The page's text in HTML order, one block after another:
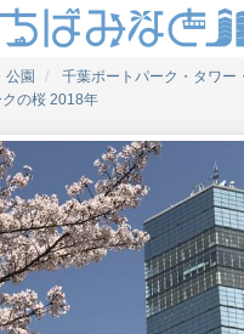
公園
千葉ポートパーク・タワー
の桜 2018年